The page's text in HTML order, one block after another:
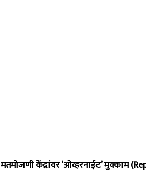
मतमोजणी केंद्रांवर ‘ओव्हरनाईट’ मुक्काम